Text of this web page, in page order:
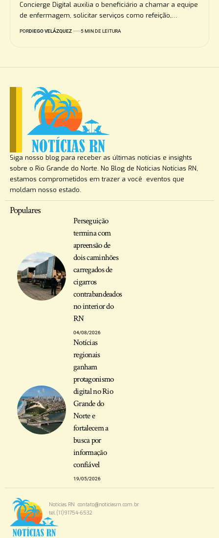
Concierge Digital auxilia o beneficiário a chamar a equipe
de enfermagem, solicitar serviços como refeição,…
PORDIEGO VELÁZQUEZ 5 MIN DE LEITURA
Siga nosso blog para receber as últimas notícias e insights
sobre o Rio Grande do Norte. No Blog de Notícias Notícias RN,
estamos comprometidos em trazer a você eventos que
moldam nosso estado.
Populares
Perseguição
termina com
apreensão de
dois caminhões
carregados de
cigarros
contrabandeados
no interior do
RN
04/08/2026
Notícias
regionais
ganham
protagonismo
digital no Rio
Grande do
Norte e
fortalecem a
busca por
informação
confiável
19/05/2026
Notícias RNcontato@noticiasrn.com.br
tel.(11)91754-6532